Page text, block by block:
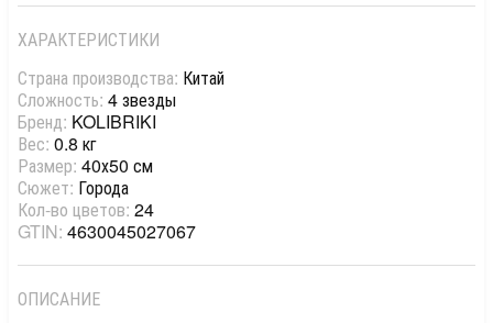
ХАРАКТЕРИСТИКИ
Страна производства: Китай
Сложность: 4 звезды
Бренд: KOLIBRIKI
Вес: 0.8 кг
Размер: 40х50 см
Сюжет: Города
Кол-во цветов: 24
GTIN: 4630045027067
ОПИСАНИЕ